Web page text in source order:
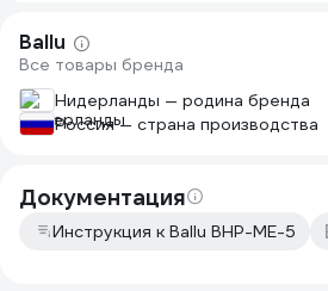
Ballu
Все товары бренда
Нидерланды — родина бренда
Россия — страна производства
Документация
Инструкция к Ballu BHP-ME-5